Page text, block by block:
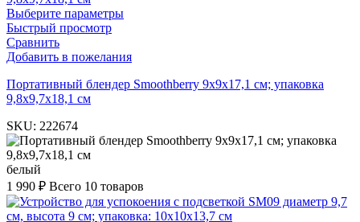
Выберите параметры
Быстрый просмотр
Сравнить
Добавить в пожелания
Портативный блендер Smoothberry 9х9х17,1 см; упаковка
9,8х9,7х18,1 см
SKU: 222674
белый
1 990 ₽ Всего 10 товаров